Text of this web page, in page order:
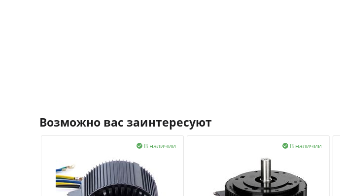
Возможно вас заинтересуют
В наличии
 В наличии
